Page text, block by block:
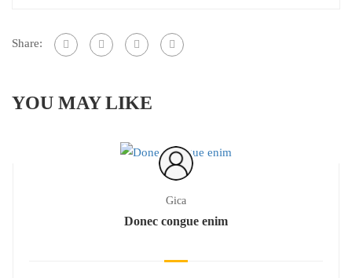
Share:
YOU MAY LIKE
Gica
Donec congue enim